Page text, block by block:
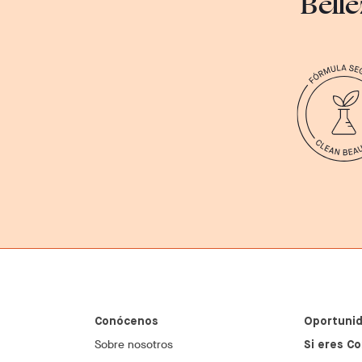
Conócenos
Sobre nosotros Si eres